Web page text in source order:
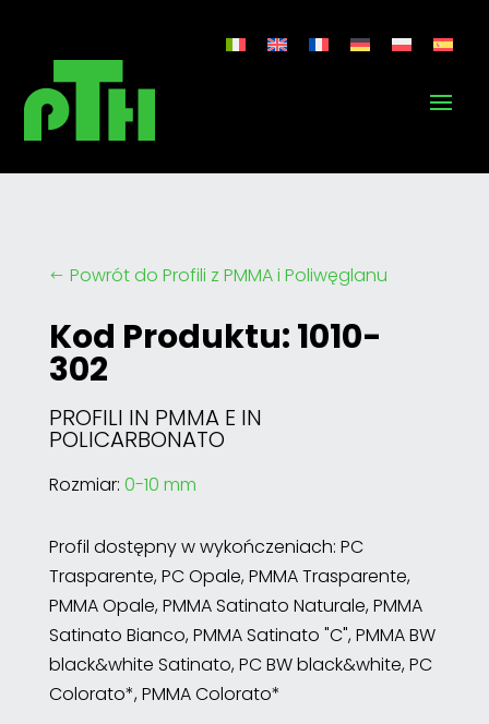
# Powrót do Profili z PMMA i Poliwęglanu
Kod Produktu: 1010-
302
PROFILI IN PMMA E IN
POLICARBONATO
Rozmiar: 0-10 mm
Profil dostępny w wykończeniach: PC
Trasparente, PC Opale, PMMA Trasparente,
PMMA Opale, PMMA Satinato Naturale, PMMA
Satinato Bianco, PMMA Satinato "C", PMMA BW
black&white Satinato, PC BW black&white, PC
Colorato*, PMMA Colorato*